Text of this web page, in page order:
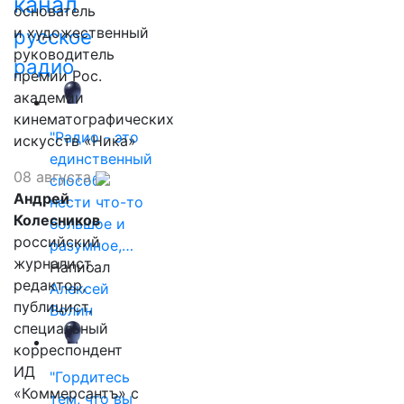
русское
радио
"Радио - это
единственный
способ
нести что-то
большое и
разумное,…
Написал
Алексей
Волин
"Гордитесь
тем, что вы
основатель
и художественный
руководитель
премии Рос.
академии
кинематографических
искусств «Ника»
08 августа
Андрей
Колесников
российский
журналист,
редактор,
публицист,
специальный
корреспондент
ИД
«Коммерсантъ» с